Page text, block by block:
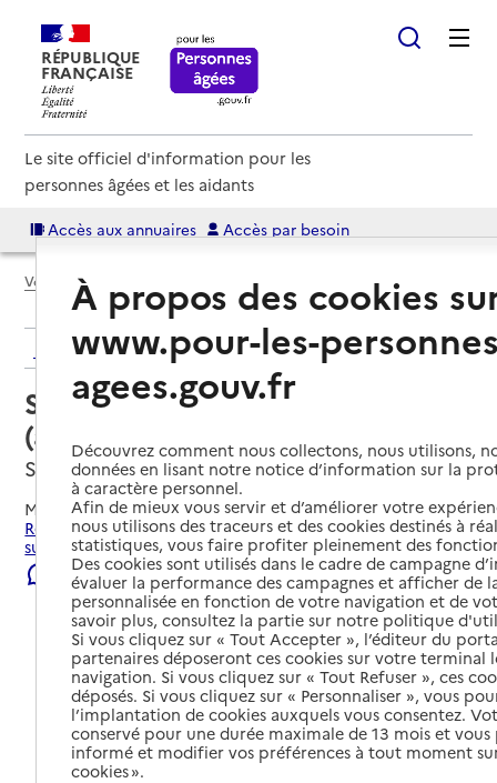
RÉPUBLIQUE
FRANÇAISE
Le site officiel d'information pour les
personnes âgées et les aidants
Accès aux annuaires Accès par besoin
Voir le fil d’Ariane
Retour aux résultats de l'annuaire
Service autonomie à domicile
(aide) – Services du CCAS
Sablé-sur-Sarthe, SARTHE
Mis à jour le22/07/2026
Rechercher les établissements et services autour de Sablé-
sur-Sarthe.
Signaler une erreur
À propos des cookies
www.pour-les-
agees.gouv.fr
Découvrez comment nous collectons, nous utilisons,
données en lisant notre notice d’information sur la
à caractère personnel.
Afin de mieux vous servir et d’améliorer votre
nous utilisons des traceurs et des cookies destinés à
statistiques, vous faire profiter pleinement des
Des cookies sont utilisés dans le cadre de campagne
évaluer la performance des campagnes et afficher de
personnalisée en fonction de votre navigation et de
savoir plus, consultez la partie sur notre politique
Si vous cliquez sur « Tout Accepter », l’éditeur du
partenaires déposeront ces cookies sur votre terminal
navigation. Si vous cliquez sur « Tout Refuser », ces
déposés. Si vous cliquez sur « Personnaliser », vous
l’implantation de cookies auxquels vous consentez.
conservé pour une durée maximale de 13 mois et
informé et modifier vos préférences à tout moment
cookies ».